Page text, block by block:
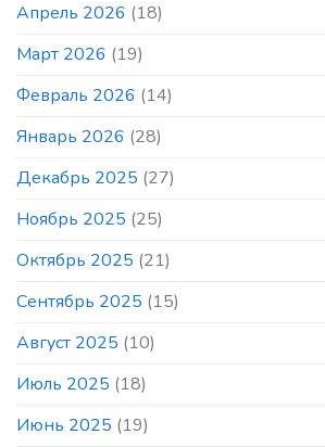
то
в
же
месте
Апрель 2026 (18)
Март 2026 (19)
Февраль 2026 (14)
Январь 2026 (28)
Декабрь 2025 (27)
Ноябрь 2025 (25)
Октябрь 2025 (21)
Сентябрь 2025 (15)
Август 2025 (10)
Июль 2025 (18)
Июнь 2025 (19)